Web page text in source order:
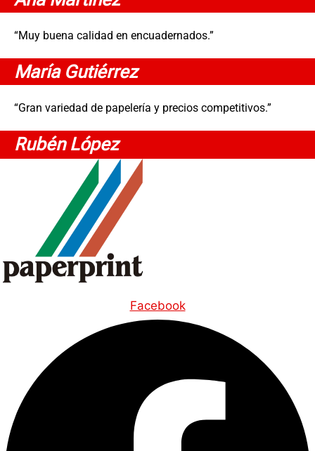
“Muy buena calidad en encuadernados.”
María Gutiérrez
“Gran variedad de papelería y precios competitivos.”
Rubén López
Facebook